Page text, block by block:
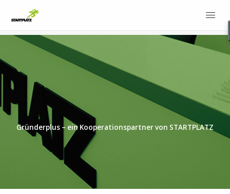
Gründerplus – ein Kooperationspartner von STARTPLATZ